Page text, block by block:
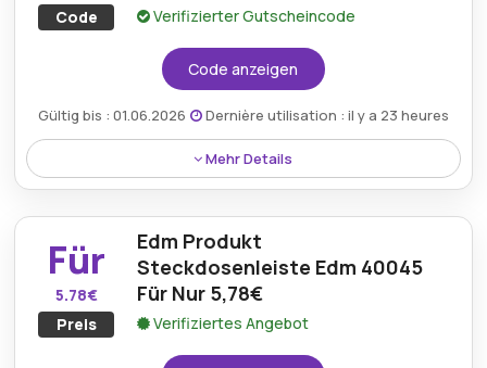
Code
Verifizierter Gutscheincode
Code anzeigen
Gültig bis : 01.06.2026 Dernière utilisation : il y a 23 heures
Mehr Details
Mit einem Gadgetlend.de-Gutscheincode gibt es
15% Rabatt auf Elektrogeräte, sodass Käufer ihre
Heimtechnik mühelos zu reduzierten Preisen
aufrüsten können.
Für
5.78€
Preis
Edm Produkt
Steckdosenleiste Edm 40045
Für Nur 5,78€
Verifiziertes Angebot